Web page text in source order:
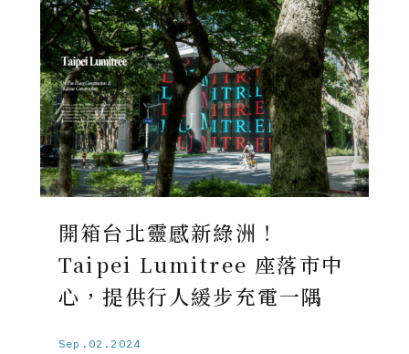
開箱台北靈感新綠洲！
Taipei Lumitree 座落市中
心，提供行人緩步充電一隅
Sep.02.2024